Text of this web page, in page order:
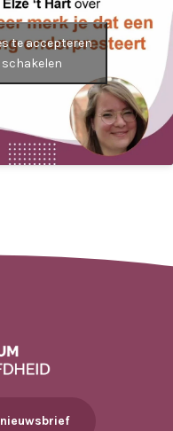
te accepteren
schakelen